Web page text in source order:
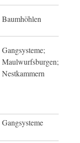
Baumhöhlen
Gangsysteme;
Maulwurfsburgen;
Nestkammern
Gangsysteme